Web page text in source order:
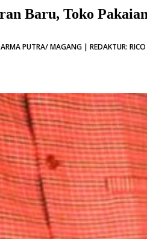
Baru, Toko
PUTRA/ MAGANG | REDAKTUR: